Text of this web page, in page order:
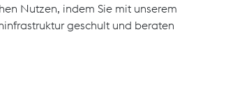
Nutzen, indem Sie mit unserem
geschult und beraten